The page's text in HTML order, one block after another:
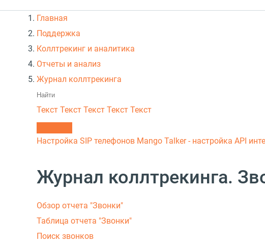
Главная
Поддержка
Коллтрекинг и аналитика
Отчеты и анализ
Журнал коллтрекинга
Текст Текст Текст Текст Текст
Настройка SIP телефонов Mango Talker - настройка API
Журнал коллтрекинга.
Обзор отчета "Звонки"
Таблица отчета "Звонки"
Поиск звонков